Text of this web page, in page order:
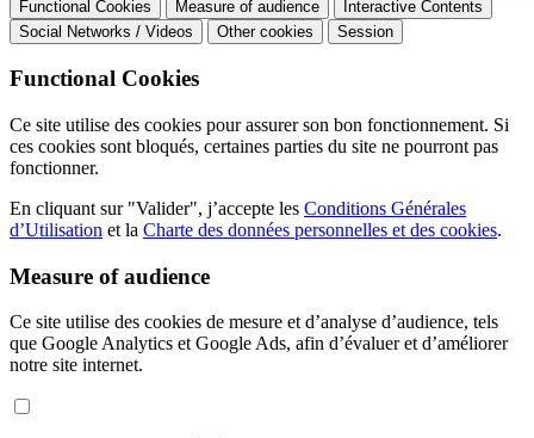
Functional Cookies Measure of audience
Interactive Contents
Social Networks / Videos
Other cookies Session
Functional Cookies
Ce site utilise des cookies pour assurer son bon fonctionnement. Si
ces cookies sont bloqués, certaines parties du site ne pourront pas
fonctionner.
En cliquant sur "Valider", j’accepte les Conditions Générales
d’Utilisation et la Charte des données personnelles et des cookies.
Measure of audience
Ce site utilise des cookies de mesure et d’analyse d’audience, tels
que Google Analytics et Google Ads, afin d’évaluer et d’améliorer
notre site internet.